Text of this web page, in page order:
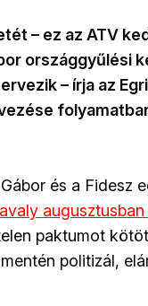
– ez az ATV
országgyűlési
– írja az
és a Fidesz
paktumot
politizál,